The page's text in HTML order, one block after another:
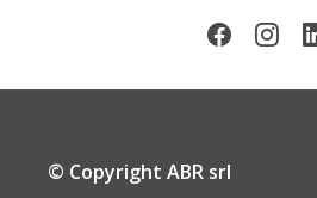
© Copyright ABR srl